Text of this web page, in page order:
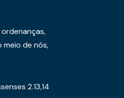
meio de nós,
2.13,14